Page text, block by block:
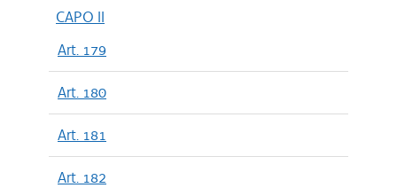
CAPO II
Art. 179
Art. 180
Art. 181
Art. 182